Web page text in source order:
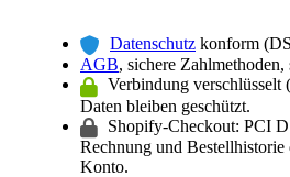
Datenschutz konform
AGB, sichere Zahlmethoden,
Verbindung verschlüsselt
Daten bleiben geschützt.
Shopify-Checkout: PCI
Rechnung und
Konto.